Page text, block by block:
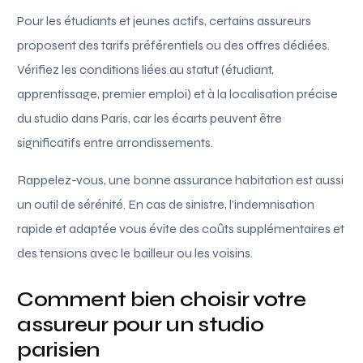
Pour les étudiants et jeunes actifs, certains assureurs
proposent des tarifs préférentiels ou des offres dédiées.
Vérifiez les conditions liées au statut (étudiant,
apprentissage, premier emploi) et à la localisation précise
du studio dans Paris, car les écarts peuvent être
significatifs entre arrondissements.
Rappelez-vous, une bonne assurance habitation est aussi
un outil de sérénité. En cas de sinistre, l’indemnisation
rapide et adaptée vous évite des coûts supplémentaires et
des tensions avec le bailleur ou les voisins.
Comment bien choisir votre
assureur pour un studio
parisien